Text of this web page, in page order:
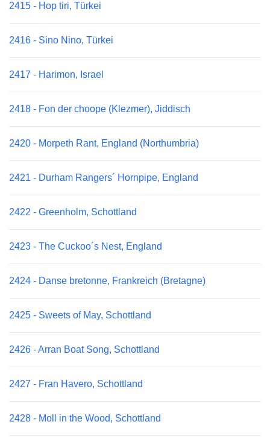
2415 - Hop tiri, Türkei
2416 - Sino Nino, Türkei
2417 - Harimon, Israel
2418 - Fon der choope (Klezmer), Jiddisch
2420 - Morpeth Rant, England (Northumbria)
2421 - Durham Rangers´ Hornpipe, England
2422 - Greenholm, Schottland
2423 - The Cuckoo´s Nest, England
2424 - Danse bretonne, Frankreich (Bretagne)
2425 - Sweets of May, Schottland
2426 - Arran Boat Song, Schottland
2427 - Fran Havero, Schottland
2428 - Moll in the Wood, Schottland